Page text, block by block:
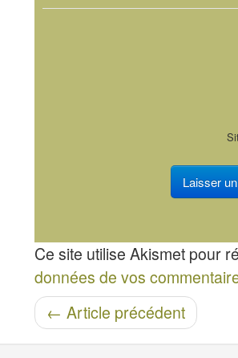
Ce site utilise Akismet pour
données de vos
Navigation entre les articles
← Article précédent